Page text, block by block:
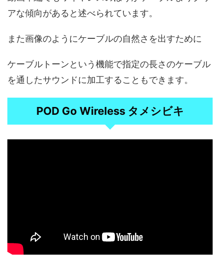
アな傾向があると述べられています。
また画像のようにケーブルの自然さを出すために
ケーブルトーンという機能で指定の長さのケーブル
を通したサウンドに加工することもできます。
POD Go Wireless タメシビキ